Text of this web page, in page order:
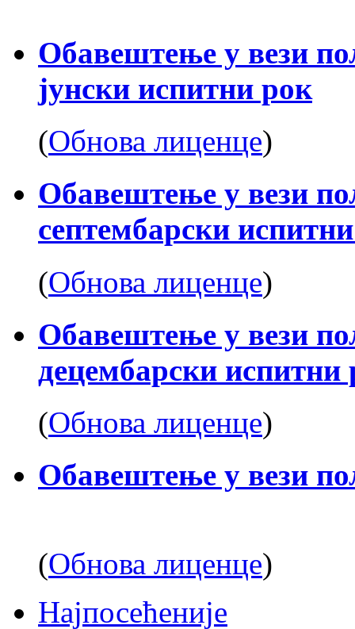
Обавештење у вези
јунски испитни рок
(Обнова лиценце)
Обавештење у вези
септембарски
(Обнова лиценце)
Обавештење у вези
децембарски испитни
(Обнова лиценце)
Обавештење у вези
(Обнова лиценце)
Најпосећеније